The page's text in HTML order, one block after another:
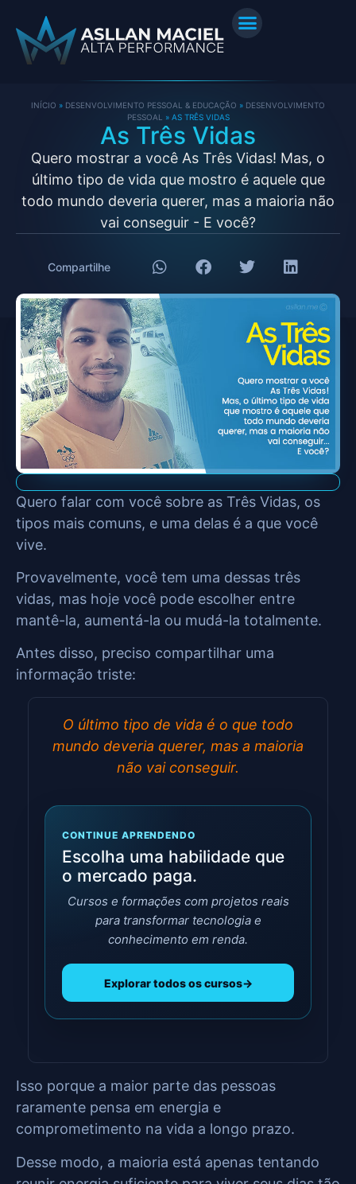
INÍCIO » DESENVOLVIMENTO PESSOAL & EDUCAÇÃO » DESENVOLVIMENTO
PESSOAL
» AS TRÊS VIDAS
As Três Vidas
Quero mostrar a você As Três Vidas! Mas, o
último tipo de vida que mostro é aquele que
todo mundo deveria querer, mas a maioria não
vai conseguir - E você?
Compartilhe
Quero falar com você sobre as Três Vidas, os
tipos mais comuns, e uma delas é a que você
vive.
Provavelmente, você tem uma dessas três
vidas, mas hoje você pode escolher entre
mantê-la, aumentá-la ou mudá-la totalmente.
Antes disso, preciso compartilhar uma
informação triste:
O último tipo de vida é o que todo
mundo deveria querer, mas a maioria
não vai conseguir.
CONTINUE APRENDENDO
Escolha uma habilidade que
o mercado paga.
Cursos e formações com projetos reais
para transformar tecnologia e
conhecimento em renda.
Explorar todos os cursos→
Isso porque a maior parte das pessoas
raramente pensa em energia e
comprometimento na vida a longo prazo.
Desse modo, a maioria está apenas tentando